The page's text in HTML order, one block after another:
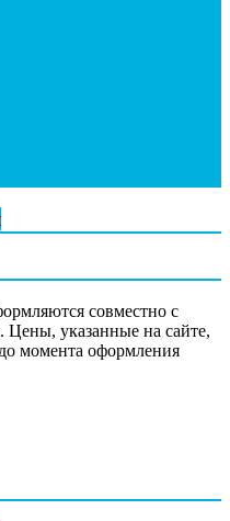
совместно с
Цены, указанные на сайте,
момента оформления